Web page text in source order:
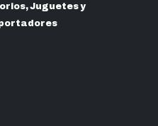
Juguetes y